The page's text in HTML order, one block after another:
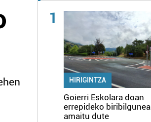
1
HIRIGINTZA
Goierri Eskolara doan
errepideko biribilgunea
amaitu dute